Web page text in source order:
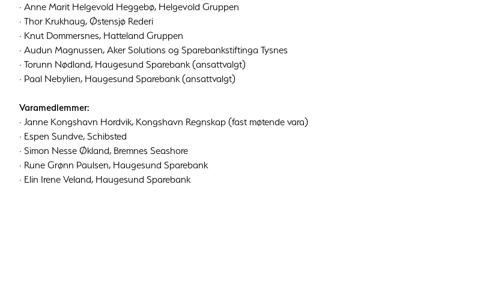
· Anne Marit Helgevold Heggebø, Helgevold Gruppen
· Thor Krukhaug, Østensjø Rederi
· Knut Dommersnes, Hatteland Gruppen
· Audun Magnussen, Aker Solutions og Sparebankstiftinga Tysnes
· Torunn Nødland, Haugesund Sparebank (ansattvalgt)
· Paal Nebylien, Haugesund Sparebank (ansattvalgt)
Varamedlemmer:
· Janne Kongshavn Hordvik, Kongshavn Regnskap (fast møtende vara)
· Espen Sundve, Schibsted
· Simon Nesse Økland, Bremnes Seashore
· Rune Grønn Paulsen, Haugesund Sparebank
· Elin Irene Veland, Haugesund Sparebank